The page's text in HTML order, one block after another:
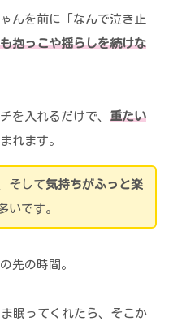
んを前に「なんで泣き止
抱っこや揺らしを続けな
を入れるだけで、 重たい
れます。
そして気持ちがふっと楽
いです。
先の時間。
眠ってくれたら、そこか